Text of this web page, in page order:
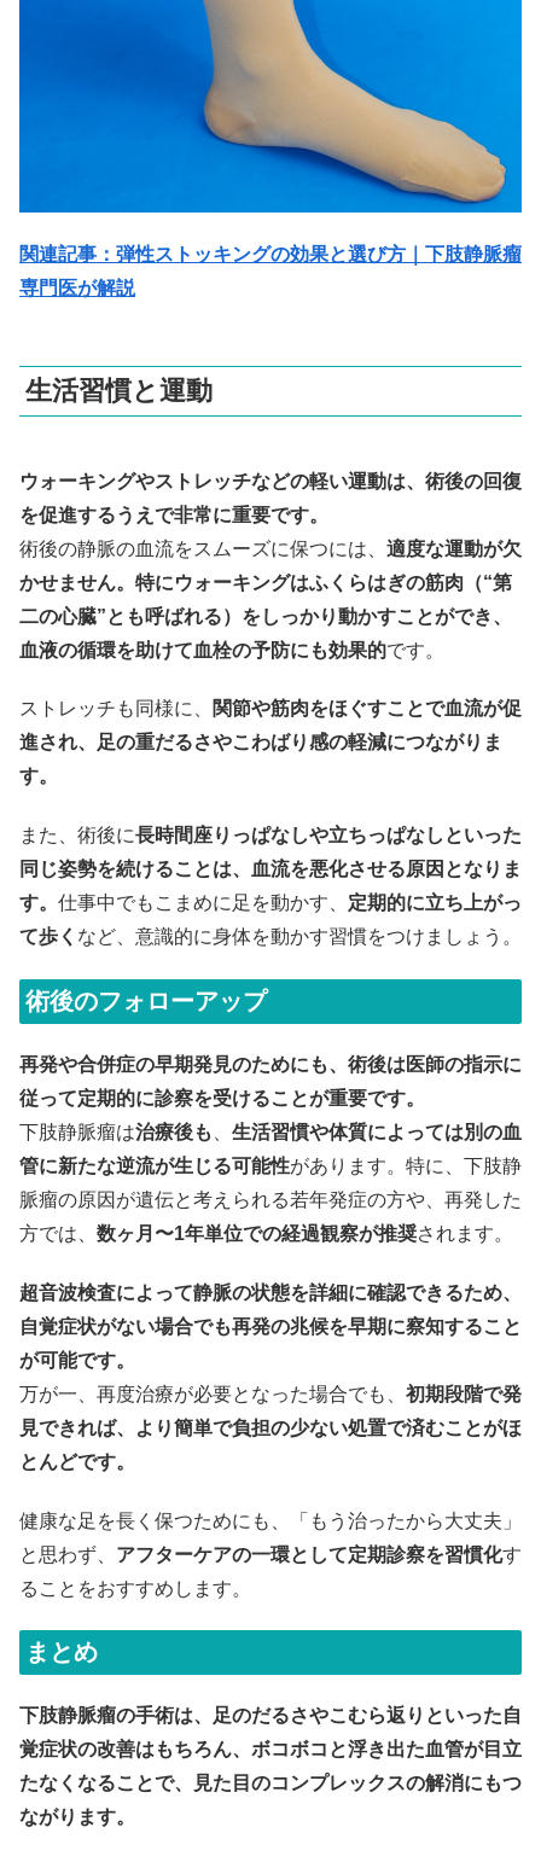
関連記事：弾性ストッキングの効果と選び方｜下肢静脈瘤
専門医が解説
生活習慣と運動
ウォーキングやストレッチなどの軽い運動は、術後の回復
を促進するうえで非常に重要です。
術後の静脈の血流をスムーズに保つには、 適度な運動が欠
かせません。特にウォーキングはふくらはぎの筋肉（“第
二の心臓”とも呼ばれる）をしっかり動かすことができ、
血液の循環を助けて血栓の予防にも効果的です。
ストレッチも同様に、
関節や筋肉をほぐすことで血流が促
進され、足の重だるさやこわばり感の軽減につながりま
す。
また、術後に長時間座りっぱなしや立ちっぱなしといった
同じ姿勢を続けることは、血流を悪化させる原因となりま
す。 仕事中でもこまめに足を動かす、 定期的に立ち上がっ
て歩く など、意識的に身体を動かす習慣をつけましょう。
術後のフォローアップ
再発や合併症の早期発見のためにも、術後は医師の指示に
従って定期的に診察を受けることが重要です。
下肢静脈瘤は治療後も
生活習慣や体質によっては別の血
管に新たな逆流が生じる可能性があります。特に、下肢静
脈瘤の原因が遺伝と考えられる若年発症の方や、再発した
方では、 数ヶ月〜1年単位での経過観察が推奨されます。
超音波検査によって静脈の状態を詳細に確認できるため、
自覚症状がない場合でも再発の兆候を早期に察知すること
が可能です。
万が一、再度治療が必要となった場合でも、 初期段階で発
見できれば、より簡単で負担の少ない処置で済むことがほ
とんどです。
健康な足を長く保つためにも、「もう治ったから大丈夫」
と思わず、 アフターケアの一環として定期診察を習慣化す
ることをおすすめします。
まとめ
下肢静脈瘤の手術は、足のだるさやこむら返りといった自
覚症状の改善はもちろん、ボコボコと浮き出た血管が目立
たなくなることで、見た目のコンプレックスの解消にもつ
ながります。